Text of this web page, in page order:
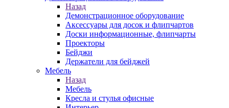
Назад
Демонстрационное оборудование
Аксессуары для досок и флипчартов
Доски информационные, флипчарты
Проекторы
Бейджи
Держатели для бейджей
Мебель
Назад
Мебель
Кресла и стулья офисные